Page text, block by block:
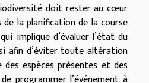
doit rester au cœur
la planification de la course
implique d’évaluer l’état du
afin d’éviter toute altération
des espèces présentes et des
programmer l’événement à